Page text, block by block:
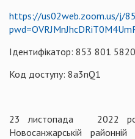
https://us02web.zoom.us/j/
Ідентифікатор: 853 801 5820
Код доступу: 8a3nQ1
23 листопада 2022
Новосанжарській районній